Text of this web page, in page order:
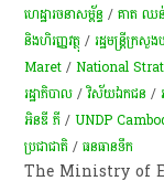
ហេដ្ឋារចនាសម្ព័ន្ធ /គាត ឈន់
និងហិរញ្ញវត្ថុ /រដ្ឋមន្ត្រី​ក្រសួង
Maret /National
រដ្ឋាភិបាល /វិស័យ​ឯកជន​ /
អិនឌី ភី /UNDP
ប្រជាជាតិ /​ធនធាន​ទឹក​
The Ministry of